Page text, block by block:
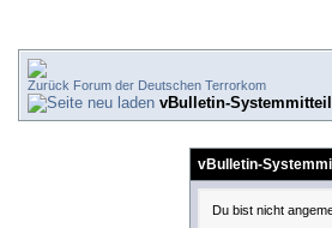
Forum der Deutschen Terrorkom
vBulletin-
vBulletin-
Du bist nicht